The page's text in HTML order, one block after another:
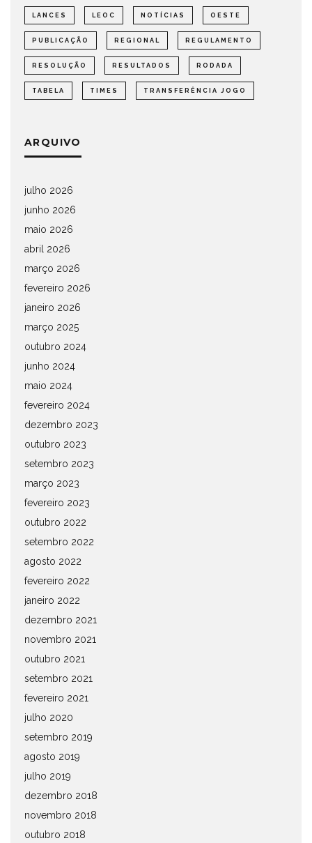
LANCES LEOC NOTÍCIAS OESTE
PUBLICAÇÃO REGIONAL REGULAMENTO
RESOLUÇÃO RESULTADOS RODADA
TABELA TIMES TRANSFERÊNCIA JOGO
ARQUIVO
julho 2026
junho 2026
maio 2026
abril 2026
março 2026
fevereiro 2026
janeiro 2026
março 2025
outubro 2024
junho 2024
maio 2024
fevereiro 2024
dezembro 2023
outubro 2023
setembro 2023
março 2023
fevereiro 2023
outubro 2022
setembro 2022
agosto 2022
fevereiro 2022
janeiro 2022
dezembro 2021
novembro 2021
outubro 2021
setembro 2021
fevereiro 2021
julho 2020
setembro 2019
agosto 2019
julho 2019
dezembro 2018
novembro 2018
outubro 2018